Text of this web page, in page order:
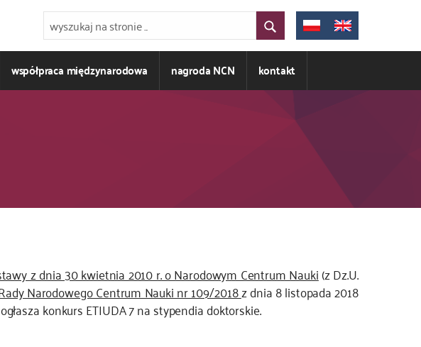
współpraca międzynarodowa nagroda NCN kontakt
z dnia 30 kwietnia 2010 r. o Narodowym Centrum Nauki(z Dz.U.
Narodowego Centrum Nauki nr 109/2018z dnia 8 listopada 2018
konkurs ETIUDA 7 na stypendia doktorskie.